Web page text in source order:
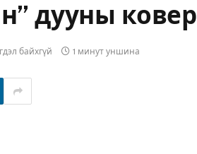
дууны ковер
байхгүй 1 минут уншина